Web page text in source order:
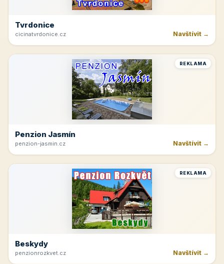
Tvrdonice
cicinatvrdonice.cz Navštívit →
REKLAMA
Penzion Jasmín
penzion-jasmin.cz Navštívit →
REKLAMA
Beskydy
penzionrozkvet.cz Navštívit →